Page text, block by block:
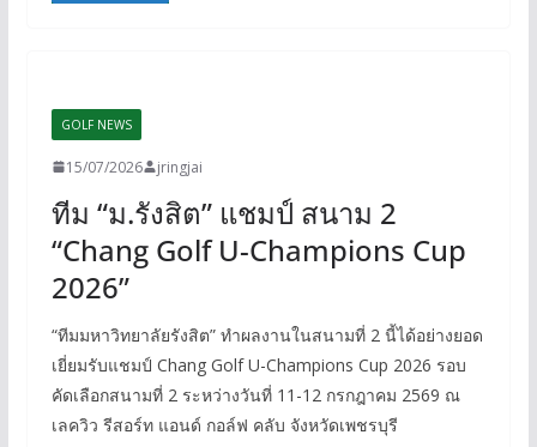
GOLF NEWS
15/07/2026 jringjai
ทีม “ม.รังสิต” แชมป์ สนาม 2
“Chang Golf U-Champions Cup
2026”
“ทีมมหาวิทยาลัยรังสิต” ทำผลงานในสนามที่ 2 นี้ได้อย่างยอด
เยี่ยมรับแชมป์ Chang Golf U-Champions Cup 2026 รอบ
คัดเลือกสนามที่ 2 ระหว่างวันที่ 11-12 กรกฎาคม 2569 ณ
เลควิว รีสอร์ท แอนด์ กอล์ฟ คลับ จังหวัดเพชรบุรี